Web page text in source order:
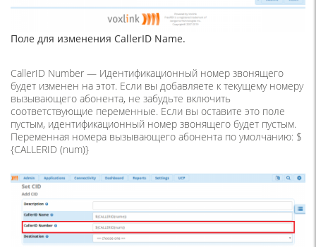
Поле для изменения CallerID Name.
CallerID Number — Идентификационный номер звонящего
будет изменен на этот. Если вы добавляете к текущему номеру
вызывающего абонента, не забудьте включить
соответствующие переменные. Если вы оставите это поле
пустым, идентификационный номер звонящего будет пустым.
Переменная номера вызывающего абонента по умолчанию: $
{CALLERID (num)}